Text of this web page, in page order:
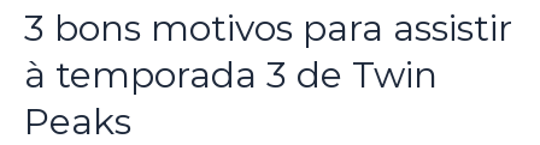
3 bons motivos para assistir
à temporada 3 de Twin
Peaks